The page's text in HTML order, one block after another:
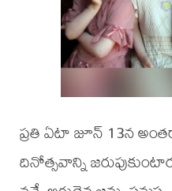
ప్రతి ఏటా జూన్ 13న
దినోత్సవాన్ని